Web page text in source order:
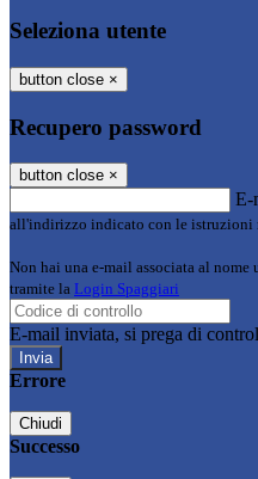
Seleziona utente
button close ×
Recupero password
button close ×
E-
all'indirizzo indicato con le istruzioni
Non hai una e-mail associata al nome
tramite la Login Spaggiari
E-mail inviata, si prega di
Errore
Chiudi
Successo